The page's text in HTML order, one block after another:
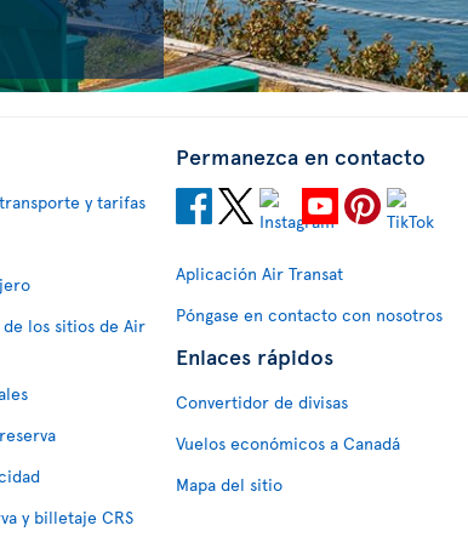
y tarifas
los sitios de Air
y billetaje CRS
Permanezca en contacto
Aplicación Air Transat
Póngase en contacto con nosotros
Enlaces rápidos
Convertidor de divisas
Vuelos económicos a Canadá
Mapa del sitio